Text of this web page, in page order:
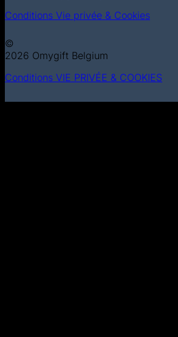
Conditions Vie privée & Cookies
©
2026 Omygift Belgium
Conditions VIE PRIVÉE & COOKIES